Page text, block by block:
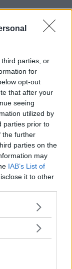
parties, or
for
opt-out
that after your
seeing
utilized by
parties prior to
the further
parties on the
may
IAB’s List of
it to other
more Google
may click to
below Google